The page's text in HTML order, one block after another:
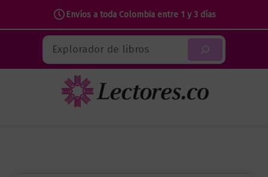
Envíos a toda Colombia entre 1 y 3 días
contenido
Buscar